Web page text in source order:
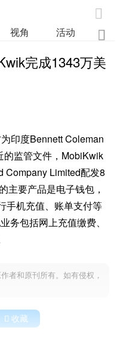

视角 活动 业

完成1343万美
印度Bennett Coleman
监管文件，MobiKwik
Company Limited配发8
主要产品是电子钱包，
手机充值、账单支付等
务包括网上充值缴费、
者和原刊所有。如有侵权，
 收藏